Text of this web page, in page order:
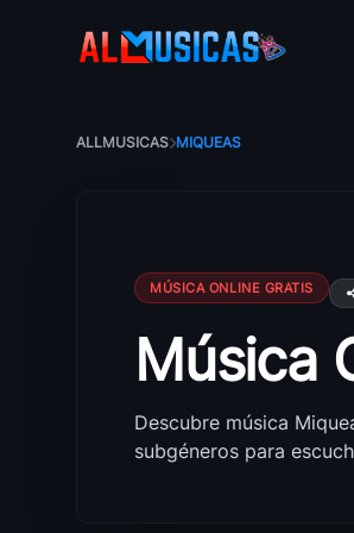
ALLMUSICAS MIQUEAS
MÚSICA ONLINE GRATIS
Música Miqueas:
Música
Descubre música
subgéneros para